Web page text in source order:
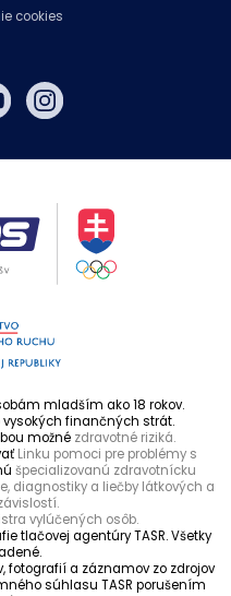
cookies
mladším ako 18 rokov.
finančných strát.
možné zdravotné riziká.
Linku pomoci pre problémy s
špecializovanú zdravotnícku
diagnostiky a liečby látkových a
vylúčených osôb.
tlačovej agentúry TASR. Všetky
fotografií a záznamov zo zdrojov
súhlasu TASR porušením